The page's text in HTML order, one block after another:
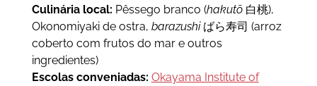
Culinária local: Pêssego branco (hakutō 白桃),
Okonomiyaki de ostra, barazushi ばら寿司 (arroz
coberto com frutos do mar e outros
ingredientes)
Escolas conveniadas: Okayama Institute of